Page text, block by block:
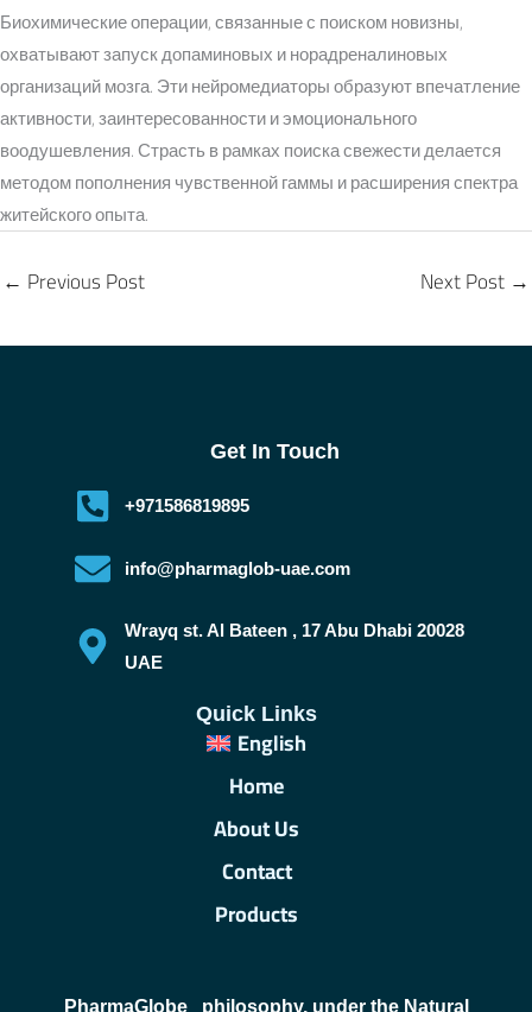
Биохимические операции, связанные с поиском новизны,
охватывают запуск допаминовых и норадреналиновых
организаций мозга. Эти нейромедиаторы образуют впечатление
активности, заинтересованности и эмоционального
воодушевления. Страсть в рамках поиска свежести делается
методом пополнения чувственной гаммы и расширения спектра
житейского опыта.
← Previous Post Next Post →
Get In Touch
+971586819895
info@pharmaglob-uae.com
Wrayq st. Al Bateen , 17 Abu Dhabi 20028
UAE
Quick Links
English
Home
About Us
Contact
Products
PharmaGlobephilosophy, under the Natural